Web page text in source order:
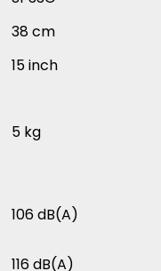
38 cm
15 inch
5 kg
106 dB(A)
116 dB(A)